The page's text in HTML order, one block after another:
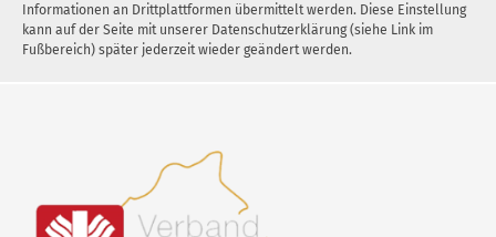
Informationen an Drittplattformen übermittelt werden. Diese Einstellung
kann auf der Seite mit unserer Datenschutzerklärung (siehe Link im
Fußbereich) später jederzeit wieder geändert werden.